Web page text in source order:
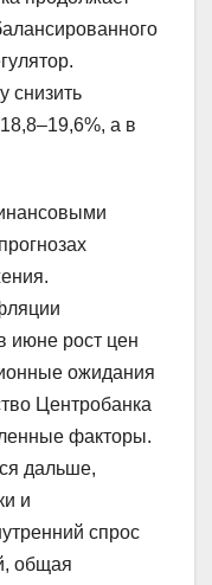
снизить
а в
июне рост цен
ожидания
Центробанка
факторы.
дальше,
и
спрос
общая